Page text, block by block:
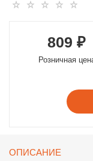
809 ₽
Розничная
ОПИСАНИЕ